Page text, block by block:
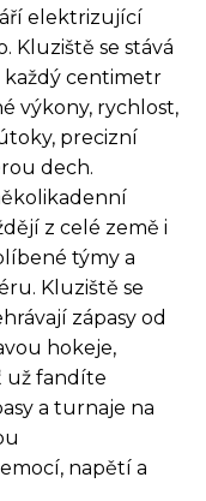
elektrizující
Kluziště se stává
každý centimetr
výkony, rychlost,
precizní
dech.
z celé země i
týmy a
Kluziště se
zápasy od
hokeje,
už fandíte
a turnaje na
napětí a